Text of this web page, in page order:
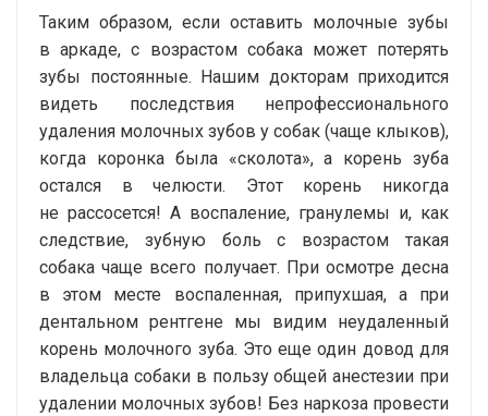
Таким образом, если оставить молочные зубы
в аркаде, с возрастом собака может потерять
зубы постоянные. Нашим докторам приходится
видеть последствия непрофессионального
удаления молочных зубов у собак (чаще клыков),
когда коронка была «сколота», а корень зуба
остался в челюсти. Этот корень никогда
не рассосется! А воспаление, гранулемы и, как
следствие, зубную боль с возрастом такая
собака чаще всего получает. При осмотре десна
в этом месте воспаленная, припухшая, а при
дентальном рентгене мы видим неудаленный
корень молочного зуба. Это еще один довод для
владельца собаки в пользу общей анестезии при
удалении молочных зубов! Без наркоза провести